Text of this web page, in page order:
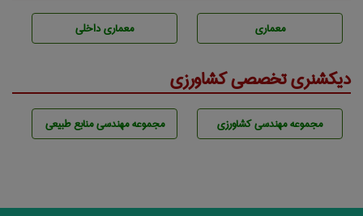
معماری معماری داخلی
دیکشنری تخصصی کشاورزی
مجموعه مهندسی كشاورزی مجموعه مهندسی منابع طبيعی